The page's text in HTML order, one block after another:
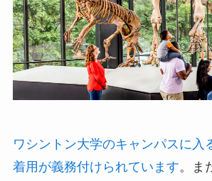
ワシントン大学のキャンパスに入
着用が義務付けられています。ま